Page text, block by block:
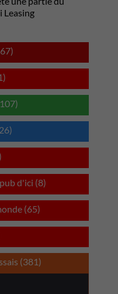
Leasing
d'ici (8)
(65)
(381)